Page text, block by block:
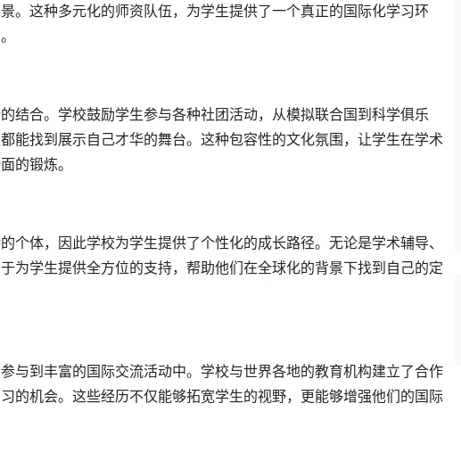
。这种多元化的师资队伍，为学生提供了一个真正的国际化学习环
结合。学校鼓励学生参与各种社团活动，从模拟联合国到科学俱乐
能找到展示自己才华的舞台。这种包容性的文化氛围，让学生在学术
的锻炼。
个体，因此学校为学生提供了个性化的成长路径。无论是学术辅导、
为学生提供全方位的支持，帮助他们在全球化的背景下找到自己的定
与到丰富的国际交流活动中。学校与世界各地的教育机构建立了合作
的机会。这些经历不仅能够拓宽学生的视野，更能够增强他们的国际